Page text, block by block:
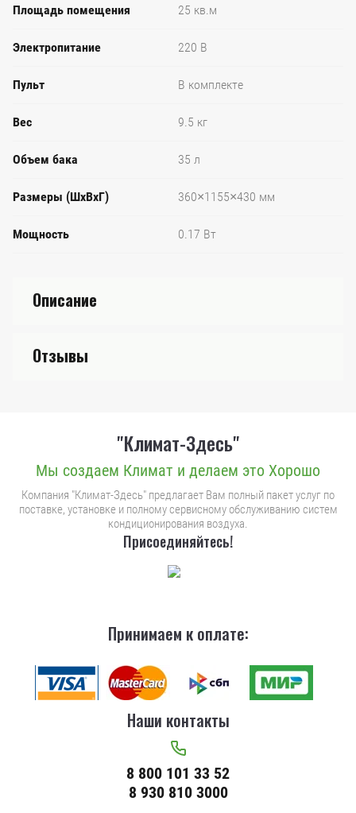
Площадь помещения 25 кв.м
Электропитание 220 В
Пульт В комплекте
Вес 9.5 кг
Объем бака 35 л
Размеры (ШхВхГ) 360×1155×430 мм
Мощность 0.17 Вт
Описание
Отзывы
"Климат-Здесь"
Мы создаем Климат и делаем это Хорошо
Компания "Климат-Здесь" предлагает Вам полный пакет услуг по
поставке, установке и полному сервисному обслуживанию систем
кондиционирования воздуха.
Присоединяйтесь!
Принимаем к оплате:
Наши контакты
8 800 101 33 52
8 930 810 3000